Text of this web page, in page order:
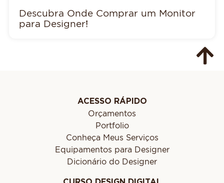
Descubra Onde Comprar um Monitor
para Designer!
ACESSO RÁPIDO
Orçamentos
Portfolio
Conheça Meus Serviços
Equipamentos para Designer
Dicionário do Designer